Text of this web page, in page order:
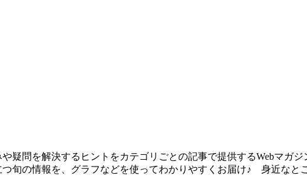
疑問を解決するヒントをカテゴリごとの記事で提供するWebマガ
旬の情報を、グラフなどを使ってわかりやすくお届け♪ 身近なと